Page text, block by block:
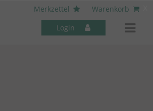
Merkzettel
Warenkorb
Login